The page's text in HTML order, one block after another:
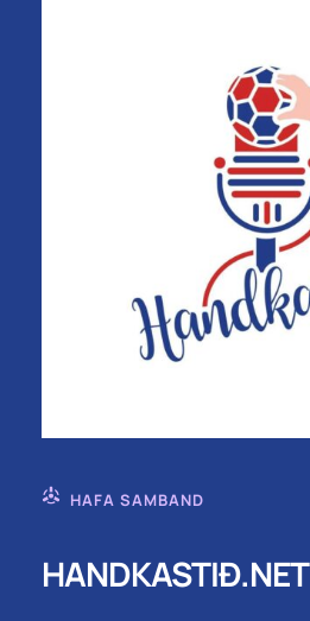
HAFA SAMBAND
HANDKASTIÐ.NET